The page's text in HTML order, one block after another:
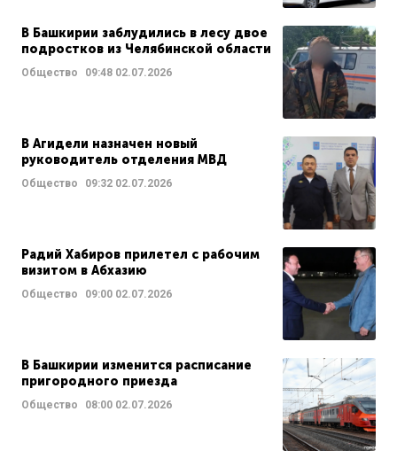
В Башкирии заблудились в лесу двое
подростков из Челябинской области
Общество 09:48 02.07.2026
В Агидели назначен новый
руководитель отделения МВД
Общество 09:32 02.07.2026
Радий Хабиров прилетел с рабочим
визитом в Абхазию
Общество 09:00 02.07.2026
В Башкирии изменится расписание
пригородного приезда
Общество 08:00 02.07.2026